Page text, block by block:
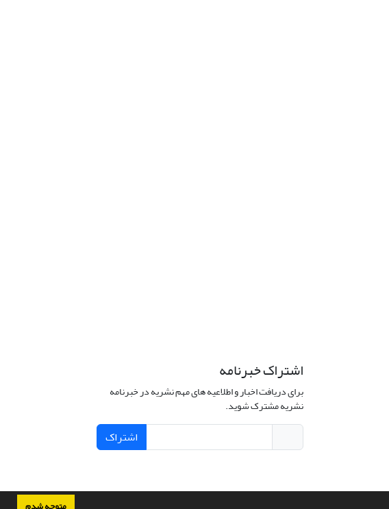
اشتراک خبرنامه
برای دریافت اخبار و اطلاعیه های مهم نشریه در خبرنامه
نشریه مشترک شوید.
اشتراک